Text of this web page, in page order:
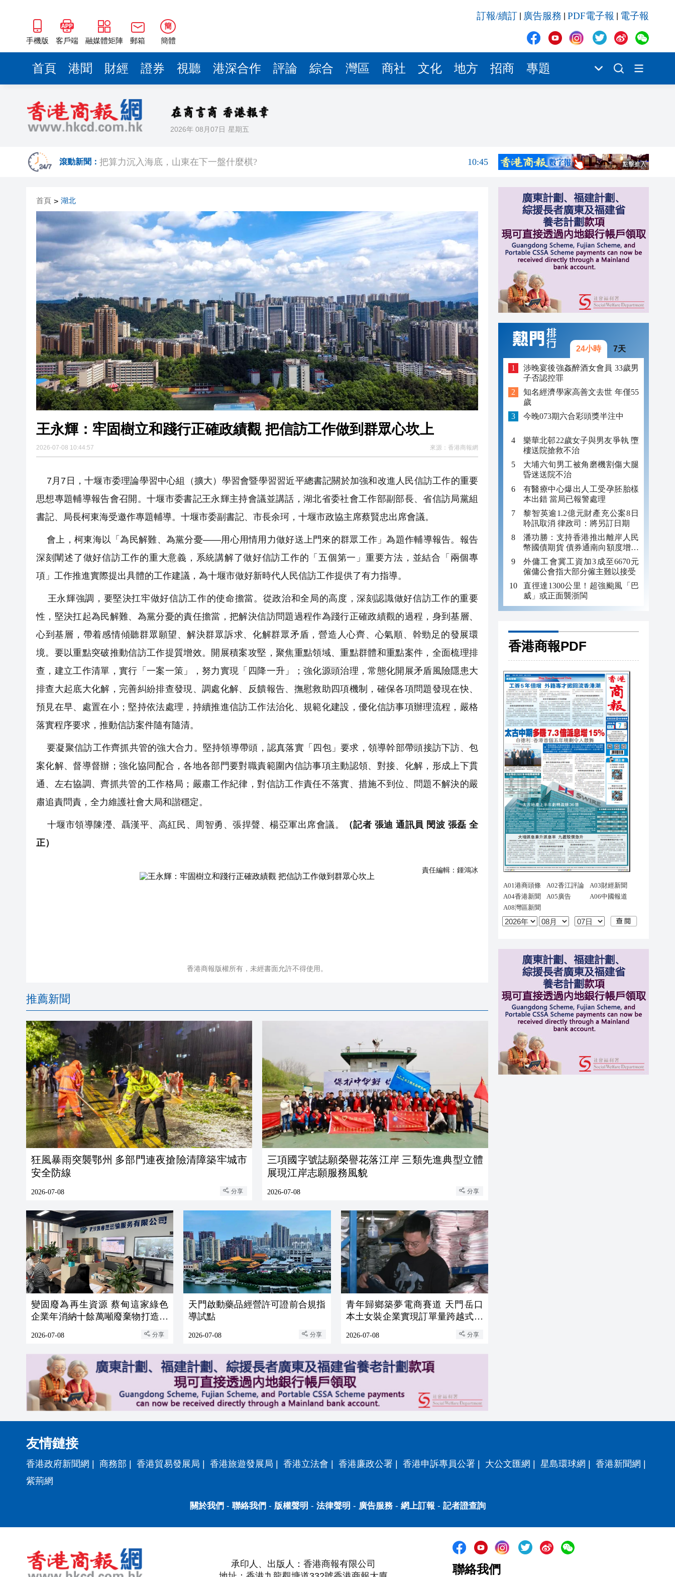
手機版 客戶端 融媒體矩陣 郵箱
簡
簡體
訂報/續訂 廣告服務 PDF電子報 電子報
首頁 港聞 財經 證券 視聽 港深合作 評論 綜合 灣區 商社 文化 地方 招商 專題
2026年 08月07日 星期五
滾動新聞：
元朗掃黃拘24名內地女
10:43
有片丨新皇崗口岸建設衝刺收官
賽馬日丨跑馬地8日實施特別交通措施（附詳情）
10:33
三項國字號誌願榮譽花落江岸 三類先進典型立體展現江岸志願服務風貌
走進華中屋脊探秘自然寶庫 46名鄭州學子赴神農架開展科考研學夏令營
王永輝：牢固樹立和踐行正確政績觀 把信訪工作做到群眾心坎上
10:44
賽馬日丨跑馬地8日實施特別交通措施（附詳情）
10:33
狂風暴雨突襲鄂州 多部門連夜搶險清障築牢城市安全防線
10:32
三項國字號誌願榮譽花落江岸 三類先進典型立體展現江岸志願服務風貌
10:30
走進華中屋脊探秘自然寶庫 46名鄭州學子赴神農架開展科考研學夏令營
10:46
把算力沉入海底，山東在下一盤什麼棋?
10:45
王永輝：牢固樹立和踐行正確政績觀 把信訪工作做到群眾心坎上
10:44
元朗掃黃拘24名內地女
10:43
有片丨新皇崗口岸建設衝刺收官
10:43
賽馬日丨跑馬地8日實施特別交通措施（附詳情）
10:33
狂風暴雨突襲鄂州 多部門連夜搶險清障築牢城市安全防線
10:32
三項國字號誌願榮譽花落江岸 三類先進典型立體展現江岸志願服務風貌
首頁 > 湖北
王永輝：牢固樹立和踐行正確政績觀 把信訪工作做到群眾心坎上
2026-07-08 10:44:57 來源： 香港商報網
7月7日，十堰市委理論學習中心組（擴大）學習會暨學習習近平總書記關於加強和改進人民信訪工作的重要
思想專題輔導報告會召開。十堰市委書記王永輝主持會議並講話，湖北省委社會工作部副部長、省信訪局黨組
書記、局長柯東海受邀作專題輔導。十堰市委副書記、市長余珂，十堰市政協主席蔡賢忠出席會議。
會上，柯東海以「為民解難、為黨分憂——用心用情用力做好送上門來的群眾工作」為題作輔導報告。報告
深刻闡述了做好信訪工作的重大意義，系統講解了做好信訪工作的「五個第一」重要方法，並結合「兩個專
項」工作推進實際提出具體的工作建議，為十堰市做好新時代人民信訪工作提供了有力指導。
王永輝強調，要堅決扛牢做好信訪工作的使命擔當。從政治和全局的高度，深刻認識做好信訪工作的重要
性，堅決扛起為民解難、為黨分憂的責任擔當，把解決信訪問題過程作為踐行正確政績觀的過程，身到基層、
心到基層，帶着感情傾聽群眾願望、解決群眾訴求、化解群眾矛盾，營造人心齊、心氣順、幹勁足的發展環
境。要以重點突破推動信訪工作提質增效。開展積案攻堅，聚焦重點領域、重點群體和重點案件，全面梳理排
查，建立工作清單，實行「一案一策」，努力實現「四降一升」；強化源頭治理，常態化開展矛盾風險隱患大
排查大起底大化解，完善糾紛排查發現、調處化解、反饋報告、撫慰救助四項機制，確保各項問題發現在快、
預見在早、處置在小；堅持依法處理，持續推進信訪工作法治化、規範化建設，優化信訪事項辦理流程，嚴格
落實程序要求，推動信訪案件隨有隨清。
要凝聚信訪工作齊抓共管的強大合力。堅持領導帶頭，認真落實「四包」要求，領導幹部帶頭接訪下訪、包
案化解、督導督辦；強化協同配合，各地各部門要對職責範圍內信訪事項主動認領、對接、化解，形成上下貫
通、左右協調、齊抓共管的工作格局；嚴肅工作紀律，對信訪工作責任不落實、措施不到位、問題不解決的嚴
肅追責問責，全力維護社會大局和諧穩定。
十堰市領導陳瀅、聶漢平、高紅民、周智勇、張捍聲、楊亞軍出席會議。
（記者 張迪 通訊員 閔波 張磊 全
正）
責任編輯： 鍾鴻冰
香港商報版權所有，未經書面允許不得使用。
推薦新聞
狂風暴雨突襲鄂州 多部門連夜搶險清障築牢城市
安全防線
2026-07-08 分享
三項國字號誌願榮譽花落江岸 三類先進典型立體
展現江岸志願服務風貌
2026-07-08 分享
變固廢為再生資源 蔡甸這家綠色
企業年消納十餘萬噸廢棄物打造循
2026-07-08 分享
天門啟動藥品經營許可證前合規指
導試點
2026-07-08 分享
青年歸鄉築夢電商賽道 天門岳口
本土女裝企業實現訂單量跨越式增
2026-07-08 分享
24小時 7天
涉晚宴後強姦醉酒女會員 33歲男
子否認控罪
知名經濟學家高善文去世 年僅55
歲
今晚073期六合彩頭獎半注中
樂華北邨22歲女子與男友爭執 墮
樓送院搶救不治
大埔六旬男工被角磨機割傷大腿
昏迷送院不治
有醫療中心爆出人工受孕胚胎樣
本出錯 當局已報警處理
黎智英逾1.2億元財產充公案8日
聆訊取消 律政司：將另訂日期
潘功勝：支持香港推出離岸人民
幣國債期貨 債券通南向額度增至
8000億元
外傭工會冀工資加3成至6670元
僱傭公會指大部分僱主難以接受
直徑達1300公里！超強颱風「巴
威」或正面襲浙閩
香港商報PDF
友情鏈接
香港政府新聞網 | 商務部 | 香港貿易發展局 | 香港旅遊發展局 | 香港立法會 | 香港廉政公署 | 香港申訴專員公署 | 大公文匯網 | 星島環球網 | 香港新聞網 |
紫荊網
關於我們 - 聯絡我們 - 版權聲明 - 法律聲明 - 廣告服務- 網上訂報 - 記者證查詢
承印人、出版人：香港商報有限公司
聯絡我們